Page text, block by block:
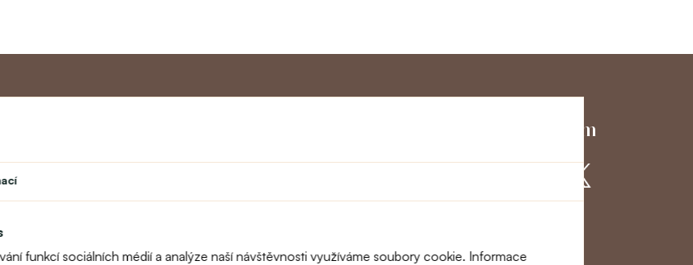
funkcí sociálních médií a analýze naší návštěvnosti využíváme soubory cookie. Informace
Divadlo
Učitelský program
O nás
text_faq
Přidejte se k nám